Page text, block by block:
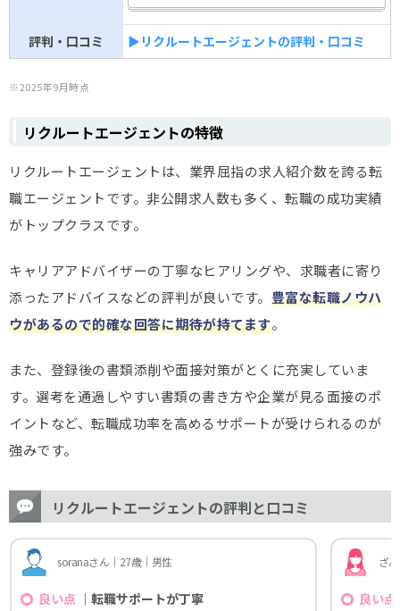
評判・口コミ ▶リクルートエージェントの評判・口コミ
※2025年9月時点
リクルートエージェントの特徴
リクルートエージェントは、業界屈指の求人紹介数を誇る転
職エージェントです。非公開求人数も多く、転職の成功実績
がトップクラスです。
キャリアアドバイザーの丁寧なヒアリングや、求職者に寄り
添ったアドバイスなどの評判が良いです。 豊富な転職ノウハ
ウがあるので的確な回答に期待が持てます。
また、登録後の書類添削や面接対策がとくに充実していま
す。選考を通過しやすい書類の書き方や企業が見る面接のポ
イントなど、転職成功率を高めるサポートが受けられるのが
強みです。
リクルートエージェントの評判と口コミ
soranaさん｜27歳｜男性
良い点 ｜転職サポートが丁寧
ざ
良い点